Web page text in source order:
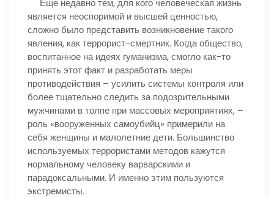
Еще недавно тем, для кого человеческая жизнь
является неоспоримой и высшей ценностью,
сложно было представить возникновение такого
явления, как террорист-смертник. Когда общество,
воспитанное на идеях гуманизма, смогло как-то
принять этот факт и разработать меры
противодействия – усилить системы контроля или
более тщательно следить за подозрительными
мужчинами в толпе при массовых мероприятиях, –
роль «вооруженных самоубийц» примерили на
себя женщины и малолетние дети. Большинство
используемых террористами методов кажутся
нормальному человеку варварскими и
парадоксальными. И именно этим пользуются
экстремисты.